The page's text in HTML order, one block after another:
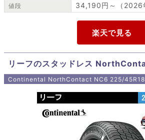
値段 34,190円～（2026
リーフのスタッドレス
Continental NorthContact NC6 225/45R18